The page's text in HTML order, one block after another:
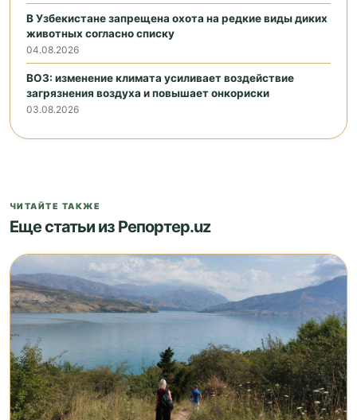
В Узбекистане запрещена охота на редкие виды диких
животных согласно списку
04.08.2026
ВОЗ: изменение климата усиливает воздействие
загрязнения воздуха и повышает онкориски
03.08.2026
ЧИТАЙТЕ ТАКЖЕ
Еще статьи из Репортер.uz